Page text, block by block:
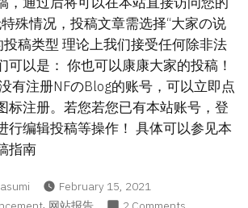
殊情况，投稿文章需选择“大家の说
投稿类型 理论上我们接受任何除非法
可以是： 你也可以康康大家的投稿！
有注册NFのBlog的账号，可以立即点
标注册。若您若您已有本站账号，登
行编辑投稿等操作！ 具体可以参见本
指南
February 15, 2021
, on